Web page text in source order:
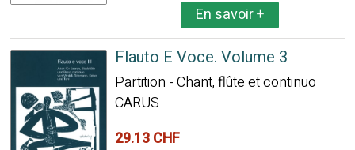
En savoir+
Flauto E Voce. Volume 3
Partition - Chant, flûte et continuo
CARUS
29.13 CHF